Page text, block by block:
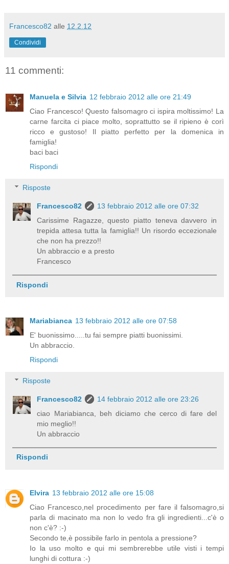
Francesco82 alle 12.2.12
Condividi
11 commenti:
Manuela e Silvia 12 febbraio 2012 alle ore 21:49
Ciao Francesco! Questo falsomagro ci ispira moltissimo! La
carne farcita ci piace molto, soprattutto se il ripieno è corì
ricco e gustoso! Il piatto perfetto per la domenica in
famiglia!
baci baci
Rispondi
Risposte
Francesco82
13 febbraio 2012 alle ore 07:32
Carissime Ragazze, questo piatto teneva davvero in
trepida attesa tutta la famiglia!! Un risordo eccezionale
che non ha prezzo!!
Un abbraccio e a presto
Francesco
Rispondi
Mariabianca 13 febbraio 2012 alle ore 07:58
E' buonissimo.....tu fai sempre piatti buonissimi.
Un abbraccio.
Rispondi
Risposte
Francesco82
14 febbraio 2012 alle ore 23:26
ciao Mariabianca, beh diciamo che cerco di fare del
mio meglio!!
Un abbraccio
Rispondi
Elvira 13 febbraio 2012 alle ore 15:08
Ciao Francesco,nel procedimento per fare il falsomagro,si
parla di macinato ma non lo vedo fra gli ingredienti...c'è o
non c'è? :-)
Secondo te,è possibile farlo in pentola a pressione?
Io la uso molto e qui mi sembrerebbe utile visti i tempi
lunghi di cottura :-)